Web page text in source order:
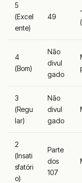
5
(Excel
ente)
49
4
(Bom)
Não
divul
gado
3
(Regu
lar)
Não
divul
gado
2
(Insati
sfatóri
o)
Parte
dos
107